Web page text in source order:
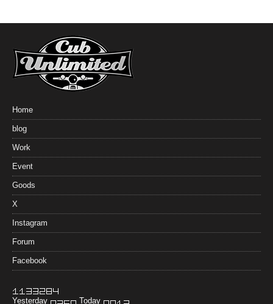
Home
blog
Work
Event
Goods
X
Instagram
Forum
Facebook
Yesterday Today